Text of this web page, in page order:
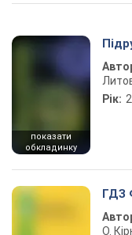
показати
обкладинку
Рік:
ГДЗ
О.